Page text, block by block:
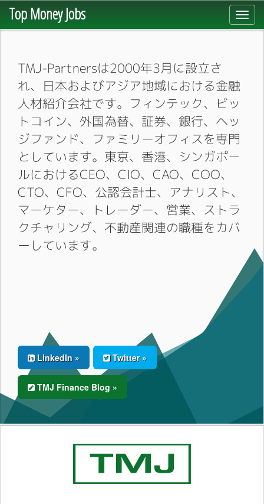
Top Money Jobs
TMJ-Partnersは2000年3月に設立さ
れ、日本およびアジア地域における金融
人材紹介会社です。フィンテック、ビッ
トコイン、外国為替、証券、銀行、ヘッ
ジファンド、ファミリーオフィスを専門
としています。東京、香港、シンガポー
ルにおけるCEO、CIO、CAO、COO、
CTO、CFO、公認会計士、アナリスト、
マーケター、トレーダー、営業、ストラ
クチャリング、不動産関連の職種をカバ
ーしています。
LinkedIn » Twitter »
TMJ Finance Blog »